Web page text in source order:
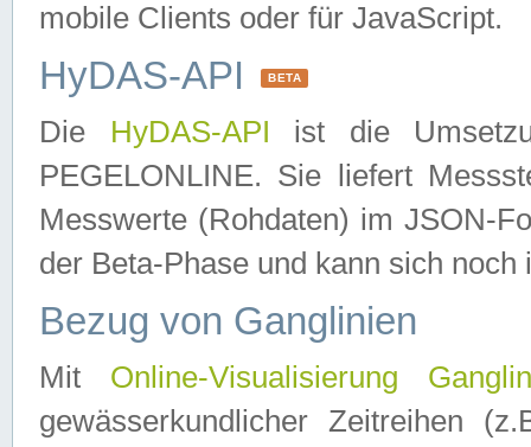
mobile Clients oder für JavaScript.
HyDAS-API BETA
Die HyDAS-API ist die
PEGELONLINE. Sie liefert
Messwerte (Rohdaten) im JSON-
der Beta-Phase und kann sich noch
Bezug von Ganglinien
Mit Online-Visualisierung
gewässerkundlicher Zeitreihen